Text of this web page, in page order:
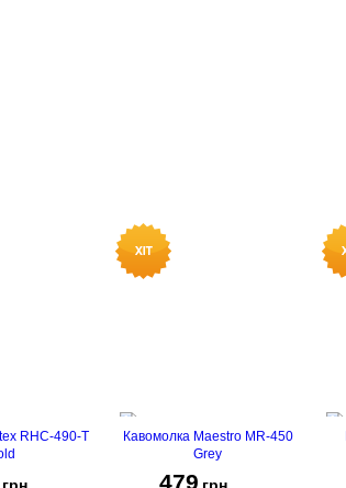
RHC-490-T
Кавомолка Maestro MR-450
Grey
479